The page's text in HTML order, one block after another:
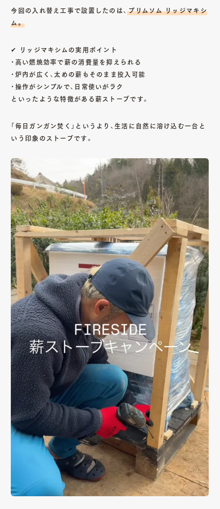
今回の入れ替え工事で設置したのは、プリムソム リッジマキシ
ム。
✔ リッジマキシムの実用ポイント
・高い燃焼効率で薪の消費量を抑えられる
・炉内が広く、太めの薪もそのまま投入可能
・操作がシンプルで、日常使いがラク
といったような特徴がある薪ストーブです。
「毎日ガンガン焚く」というより、生活に自然に溶け込む一台と
いう印象のストーブです。